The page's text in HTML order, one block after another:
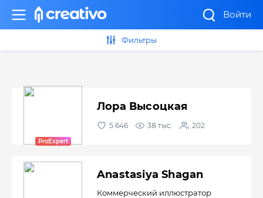
Войти
Фильтры
Лора Высоцкая
5 646 38 тыс. 202
Anastasiya Shagan
Коммерческий иллюстратор